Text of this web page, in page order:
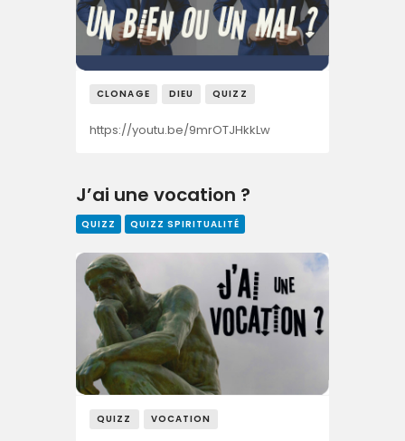
CLONAGE DIEU QUIZZ
https://youtu.be/9mrOTJHkkLw
J’ai une vocation ?
QUIZZ QUIZZ SPIRITUALITÉ
QUIZZ VOCATION